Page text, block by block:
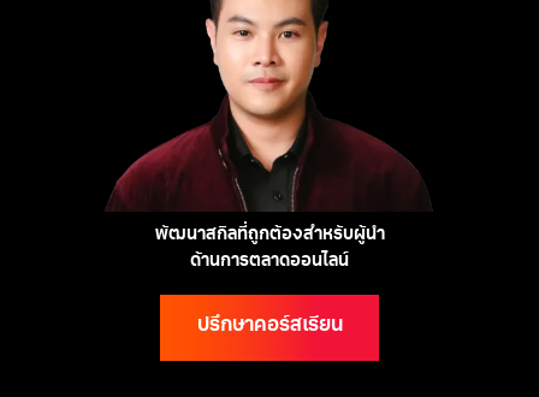
พัฒนาสกิลที่ถูกต้องสำหรับผู้นำ
ด้านการตลาดออนไลน์
ปรึกษาคอร์สเรียน